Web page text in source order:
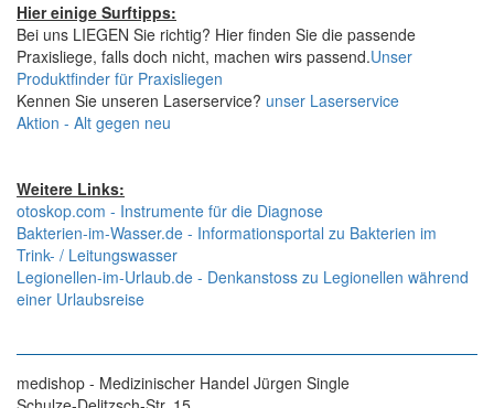
Hier einige Surftipps:
Bei uns LIEGEN Sie richtig? Hier finden Sie die passende
Praxisliege, falls doch nicht, machen wirs passend.Unser
Produktfinder für Praxisliegen
Kennen Sie unseren Laserservice? unser Laserservice
Aktion - Alt gegen neu
Weitere Links:
otoskop.com - Instrumente für die Diagnose
Bakterien-im-Wasser.de - Informationsportal zu Bakterien im
Trink- / Leitungswasser
Legionellen-im-Urlaub.de - Denkanstoss zu Legionellen während
einer Urlaubsreise
medishop - Medizinischer Handel Jürgen Single